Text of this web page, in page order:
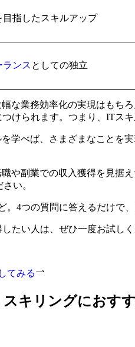
目指したスキルアップ
ランス としての独立
な業務効率化の実現はもちろ
けられます。つまり、ITス
学べば、さまざまなことを
や副業での収入獲得を見据
い。
。4つの質問に答えるだけで
たい人は、ぜひ一度お試しく
てみる
スキリングにおす